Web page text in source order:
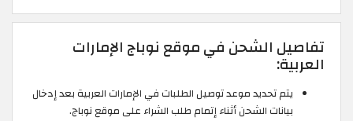
تفاصيل الشحن في موقع نوباج الإمارات
العربية:
يتم تحديد موعد توصيل الطلبات في الإمارات العربية بعد إدخال
بيانات الشحن أثناء إتمام طلب الشراء على موقع نوباج.